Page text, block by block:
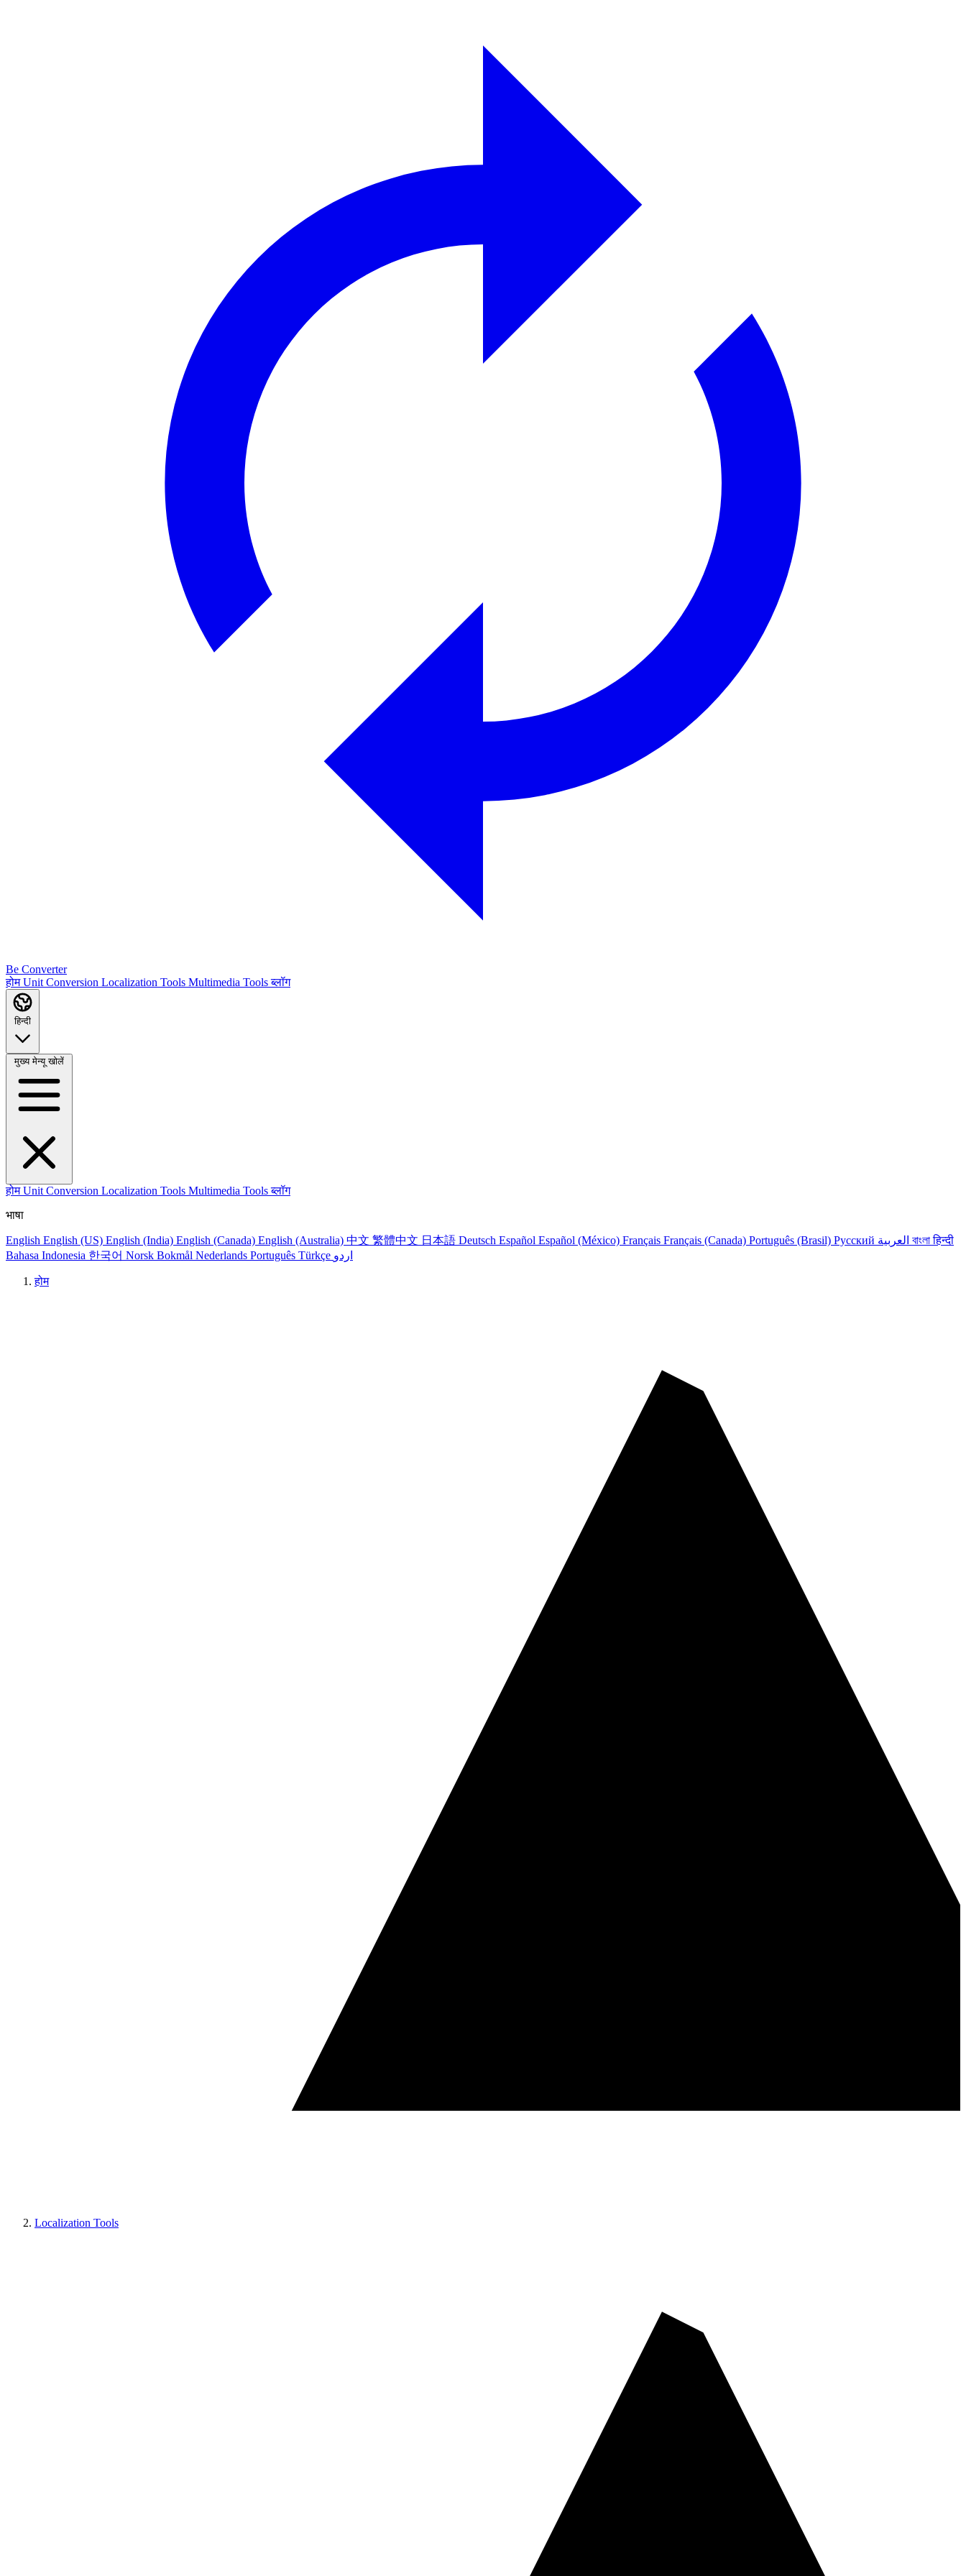
Be Converter
होमUnit Conversion Localization Tools Multimedia Toolsब्लॉग
हिन्दी
मुख्य मेन्यू खोलें
होमUnit Conversion Localization Tools Multimedia Toolsब्लॉग
भाषा
English English (US) English (India) English (Canada) English (Australia) 中文 繁體中文 日本語 Deutsch Español Español (México) Français Français (Canada) Português (Brasil) Русский বাংলাहिन्दी
Bahasa Indonesia 한국어 Norsk Bokmål Nederlands Português Türkçe اردو
होम
Localization Tools